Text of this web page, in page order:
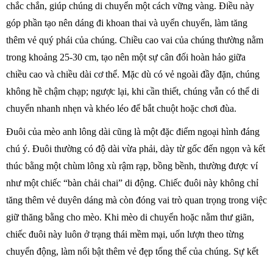
chắc chắn, giúp chúng di chuyển một cách vững vàng. Điều này
góp phần tạo nên dáng đi khoan thai và uyển chuyển, làm tăng
thêm vẻ quý phái của chúng. Chiều cao vai của chúng thường nằm
trong khoảng 25-30 cm, tạo nên một sự cân đối hoàn hảo giữa
chiều cao và chiều dài cơ thể. Mặc dù có vẻ ngoài đầy đặn, chúng
không hề chậm chạp; ngược lại, khi cần thiết, chúng vẫn có thể di
chuyển nhanh nhẹn và khéo léo để bắt chuột hoặc chơi đùa.
Đuôi của mèo anh lông dài cũng là một đặc điểm ngoại hình đáng
chú ý. Đuôi thường có độ dài vừa phải, dày từ gốc đến ngọn và kết
thúc bằng một chùm lông xù rậm rạp, bồng bềnh, thường được ví
như một chiếc “bàn chải chai” di động. Chiếc đuôi này không chỉ
tăng thêm vẻ duyên dáng mà còn đóng vai trò quan trọng trong việc
giữ thăng bằng cho mèo. Khi mèo di chuyển hoặc nằm thư giãn,
chiếc đuôi này luôn ở trạng thái mềm mại, uốn lượn theo từng
chuyển động, làm nổi bật thêm vẻ đẹp tổng thể của chúng. Sự kết